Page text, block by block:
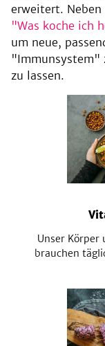
erweitert. Neben
"Was koche ich
um neue,
"Immunsystem"
zu lassen.
Unser Körper
brauchen
Rezeptideen